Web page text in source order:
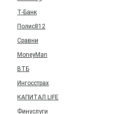
Т‑Банк
Полис812
Сравни
MoneyMan
ВТБ
Ингосстрах
КАПИТАЛ LIFE
Финуслуги